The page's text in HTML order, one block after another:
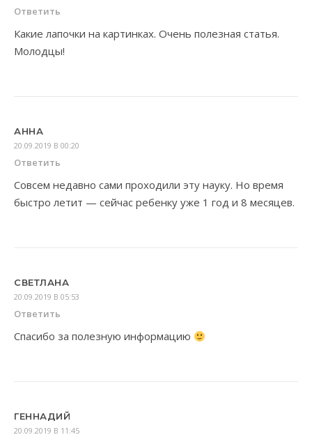
Ответить
Какие лапочки на картинках. Очень полезная статья.
Молодцы!
АННА
20.09.2019 В 00:20
Ответить
Совсем недавно сами проходили эту науку. Но время
быстро летит — сейчас ребенку уже 1 год и 8 месяцев.
СВЕТЛАНА
20.09.2019 В 05:53
Ответить
Спасибо за полезную информацию
ГЕННАДИЙ
20.09.2019 В 11:45